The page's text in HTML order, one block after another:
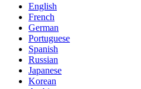
English
French
German
Portuguese
Spanish
Russian
Japanese
Korean